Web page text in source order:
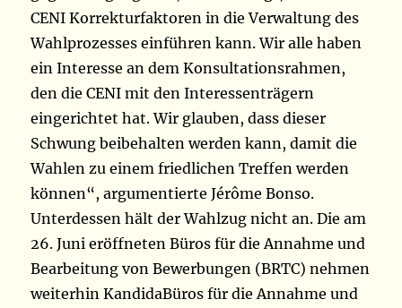
CENI Korrekturfaktoren in die Verwaltung des
Wahlprozesses einführen kann. Wir alle haben
ein Interesse an dem Konsultationsrahmen,
den die CENI mit den Interessenträgern
eingerichtet hat. Wir glauben, dass dieser
Schwung beibehalten werden kann, damit die
Wahlen zu einem friedlichen Treffen werden
können“, argumentierte Jérôme Bonso.
Unterdessen hält der Wahlzug nicht an. Die am
26. Juni eröffneten Büros für die Annahme und
Bearbeitung von Bewerbungen (BRTC) nehmen
weiterhin KandidaBüros für die Annahme und